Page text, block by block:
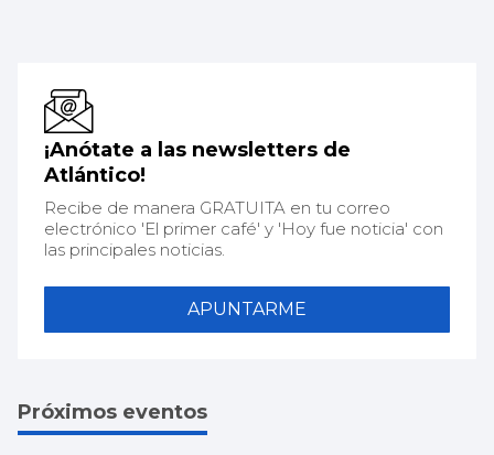
¡Anótate a las newsletters de
Atlántico!
Recibe de manera GRATUITA en tu correo
electrónico 'El primer café' y 'Hoy fue noticia' con
las principales noticias.
APUNTARME
Próximos eventos